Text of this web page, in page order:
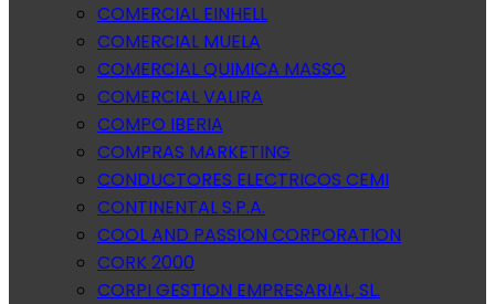
COMERCIAL EINHELL
COMERCIAL MUELA
COMERCIAL QUIMICA MASSO
COMERCIAL VALIRA
COMPO IBERIA
COMPRAS MARKETING
CONDUCTORES ELECTRICOS CEMI
CONTINENTAL S.P.A.
COOL AND PASSION CORPORATION
CORK 2000
CORPI GESTION EMPRESARIAL, SL.